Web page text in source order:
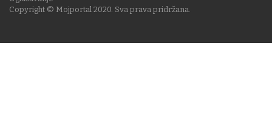
Copyright © Mojportal 2020. Sva prava pridržana.